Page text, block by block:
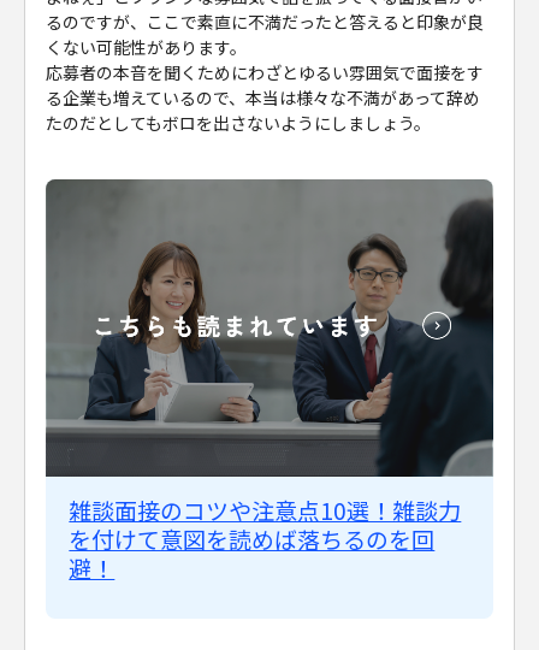
るのですが、ここで素直に不満だったと答えると印象が良
くない可能性があります。
応募者の本音を聞くためにわざとゆるい雰囲気で面接をす
る企業も増えているので、本当は様々な不満があって辞め
たのだとしてもボロを出さないようにしましょう。
雑談面接のコツや注意点10選！雑談力
を付けて意図を読めば落ちるのを回
避！